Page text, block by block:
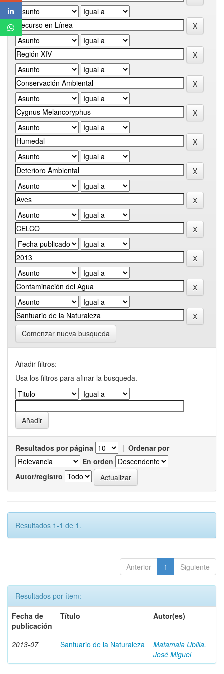
Comenzar nueva busqueda
Añadir filtros:
Usa los filtros para afinar la busqueda.
Resultados por página | Ordenar por
En orden
Autor/registro
Resultados 1-1 de 1.
Anterior 1 Siguiente
Resultados por ítem:
Fecha de
publicación
Título Autor(es)
2013-07 Santuario de la Naturaleza
Matamala Ubilla,
José Miguel